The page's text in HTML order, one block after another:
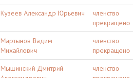
Кузеев Александр Юрьевич
членство
прекращено
Мартынов Вадим
Михайлович
членство
прекращено
Мышинский Дмитрий
членство